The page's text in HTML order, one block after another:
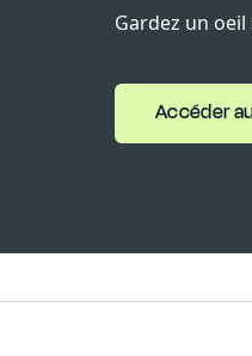
Gardez un
Accéder